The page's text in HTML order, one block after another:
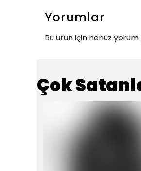
Yorumlar
Bu ürün için henüz yorum
Çok